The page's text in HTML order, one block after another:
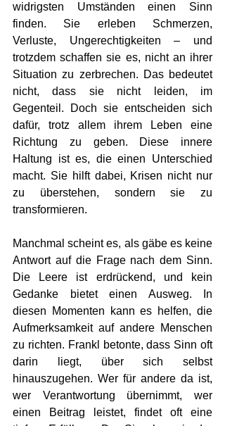
widrigsten Umständen einen Sinn
finden. Sie erleben Schmerzen,
Verluste, Ungerechtigkeiten – und
trotzdem schaffen sie es, nicht an ihrer
Situation zu zerbrechen. Das bedeutet
nicht, dass sie nicht leiden, im
Gegenteil. Doch sie entscheiden sich
dafür, trotz allem ihrem Leben eine
Richtung zu geben. Diese innere
Haltung ist es, die einen Unterschied
macht. Sie hilft dabei, Krisen nicht nur
zu überstehen, sondern sie zu
transformieren.
Manchmal scheint es, als gäbe es keine
Antwort auf die Frage nach dem Sinn.
Die Leere ist erdrückend, und kein
Gedanke bietet einen Ausweg. In
diesen Momenten kann es helfen, die
Aufmerksamkeit auf andere Menschen
zu richten. Frankl betonte, dass Sinn oft
darin liegt, über sich selbst
hinauszugehen. Wer für andere da ist,
wer Verantwortung übernimmt, wer
einen Beitrag leistet, findet oft eine